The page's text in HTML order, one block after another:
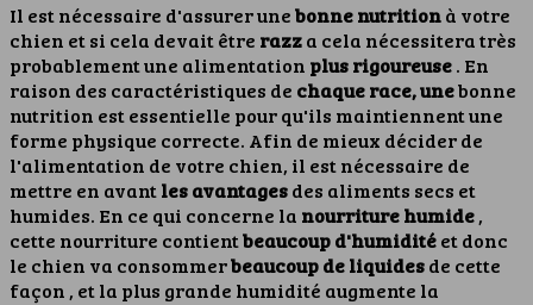
Il est nécessaire d'assurer unebonne nutritionà votre
chien et si cela devait être razza cela nécessitera très
probablement une alimentation plus rigoureuse. En
raison des caractéristiques de chaque race, unebonne
nutrition est essentielle pour qu'ils maintiennent une
forme physique correcte. Afin de mieux décider de
l'alimentation de votre chien, il est nécessaire de
mettre en avantles avantagesdes aliments secs et
humides. En ce qui concerne la nourriture humide,
cette nourriture contientbeaucoup d'humiditéet donc
le chien va consommerbeaucoup de liquidesde cette
façon , et la plus grande humidité augmente la